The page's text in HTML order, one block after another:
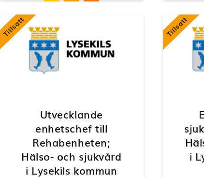
Utvecklande
enhetschef till
Rehabenheten;
Hälso- och sjukvård
i Lysekils kommun
Tillsatt
i
Tillsatt